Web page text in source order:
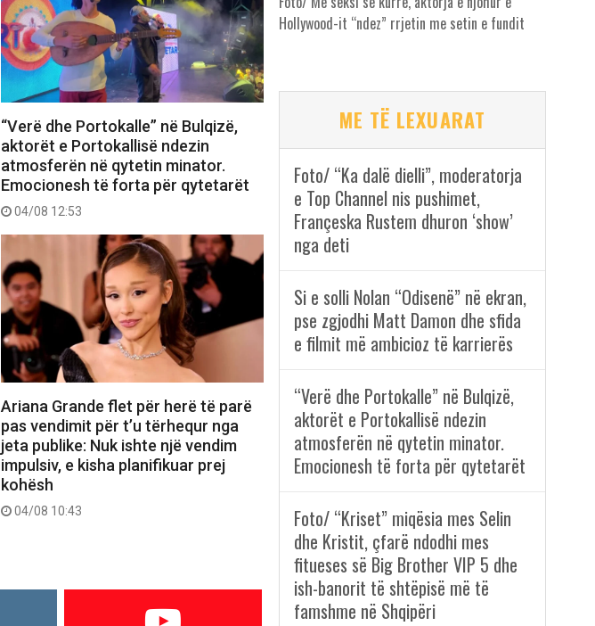
“Verë dhe Portokalle” në Bulqizë,
aktorët e Portokallisë ndezin
atmosferën në qytetin minator.
Emocionesh të forta për qytetarët
04/08 12:53
Ariana Grande flet për herë të parë
pas vendimit për t’u tërhequr nga
jeta publike: Nuk ishte një vendim
impulsiv, e kisha planifikuar prej
kohësh
04/08 10:43
Hollywood-it “ndez” rrjetin me setin e fundit
ME TË LEXUARAT
Foto/ “Ka dalë dielli”, moderatorja
e Top Channel nis pushimet,
Françeska Rustem dhuron ‘show’
nga deti
Si e solli Nolan “Odisenë” në ekran,
pse zgjodhi Matt Damon dhe sfida
e filmit më ambicioz të karrierës
“Verë dhe Portokalle” në Bulqizë,
aktorët e Portokallisë ndezin
atmosferën në qytetin minator.
Emocionesh të forta për qytetarët
Foto/ “Kriset” miqësia mes Selin
dhe Kristit, çfarë ndodhi mes
fitueses së Big Brother VIP 5 dhe
ish-banorit të shtëpisë më të
famshme në Shqipëri